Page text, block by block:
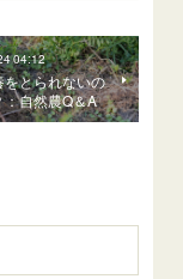
04:12
とられないの
自然農Q＆A